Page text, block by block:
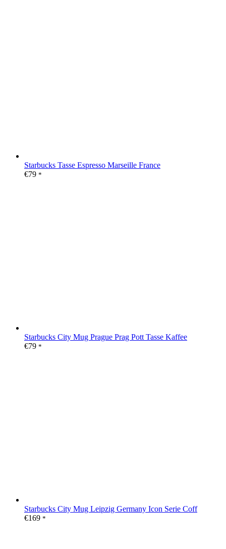
Starbucks Tasse Espresso Marseille France
€79 *
Starbucks City Mug Prague Prag Pott Tasse Kaffee
€79 *
Starbucks City Mug Leipzig Germany Icon Serie Coff
€169 *